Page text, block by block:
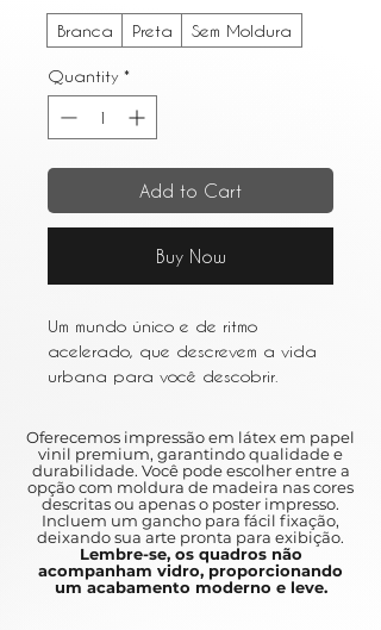
Branca Preta Sem Moldura
Quantity *
Add to Cart
Buy Now
Um mundo único e de ritmo
acelerado, que descrevem a vida
urbana para você descobrir.
metrópoles movimentadas como
Nova York e São Paulo, a arte
urbana é um ótimo complemento
para qualquer casa.
A unique and fast pace, which can
Oferecemos impressão em látex em papel
vinil premium, garantindo qualidade e
durabilidade. Você pode escolher entre a
opção com moldura de madeira nas cores
descritas ou apenas o poster impresso.
Incluem um gancho para fácil fixação,
deixando sua arte pronta para exibição.
Lembre-se, os quadros não
acompanham vidro, proporcionando
um acabamento moderno e leve.